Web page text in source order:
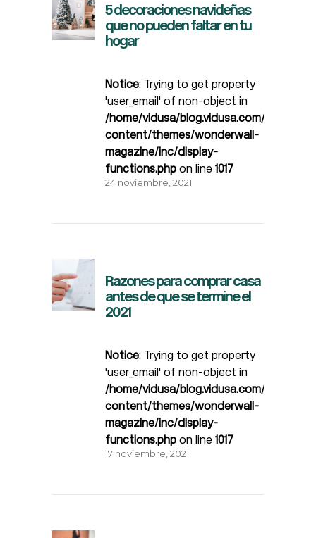
5 decoraciones navideñas
que no pueden faltar en tu
hogar
Notice: Trying to get property
'user_email' of non-object in
/home/vidusa/blog.vidusa.com/wp-
content/themes/wonderwall-
magazine/inc/display-
functions.php on line 1017
24 noviembre, 2021
Razones para comprar casa
antes de que se termine el
2021
Notice: Trying to get property
'user_email' of non-object in
/home/vidusa/blog.vidusa.com/wp-
content/themes/wonderwall-
magazine/inc/display-
functions.php on line 1017
17 noviembre, 2021